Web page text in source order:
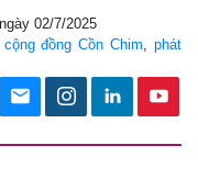
02/7/2025
đồng Cồn Chim ,phát